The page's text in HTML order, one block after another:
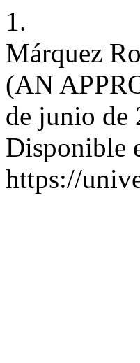
1.
Márquez
(AN
de junio de
Disponible
https://